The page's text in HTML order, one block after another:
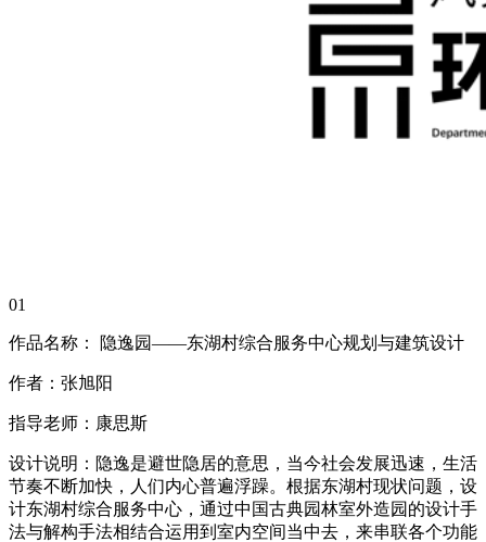
01
作品名称： 隐逸园——东湖村综合服务中心规划与建筑设计
作者：张旭阳
指导老师：康思斯
设计说明：隐逸是避世隐居的意思，当今社会发展迅速，生活
节奏不断加快，人们内心普遍浮躁。根据东湖村现状问题，设
计东湖村综合服务中心，通过中国古典园林室外造园的设计手
法与解构手法相结合运用到室内空间当中去，来串联各个功能